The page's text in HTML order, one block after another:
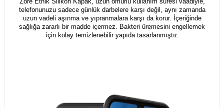
telefonunuzu sadece günlük darbelere karşı değil, aynı zamanda
uzun vadeli aşınma ve yıpranmalara karşı da korur. İçeriğinde
sağlığa zararlı bir madde içermez. Bakteri üremesini engellemek
için kolay temizlenebilir yapıda tasarlanmıştır.